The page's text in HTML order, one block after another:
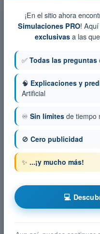
¡En el sitio ahora
Simulaciones PRO!
exclusivasa las
✅ Todas las preguntas
🧠 Explicaciones y
Artificial
♾️ Sin límites de tiempo
🚫 Cero publicidad
✨ ...¡y mucho más!
💻